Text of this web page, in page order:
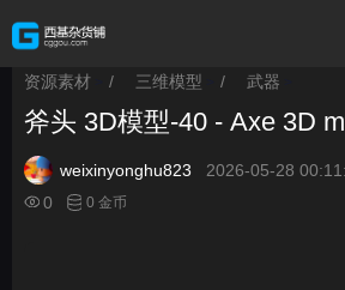
资源素材 / 三维模型 / 武器
斧头 3D模型-40 - Axe 3D
weixinyonghu823
2026-05-28
0
0 金币